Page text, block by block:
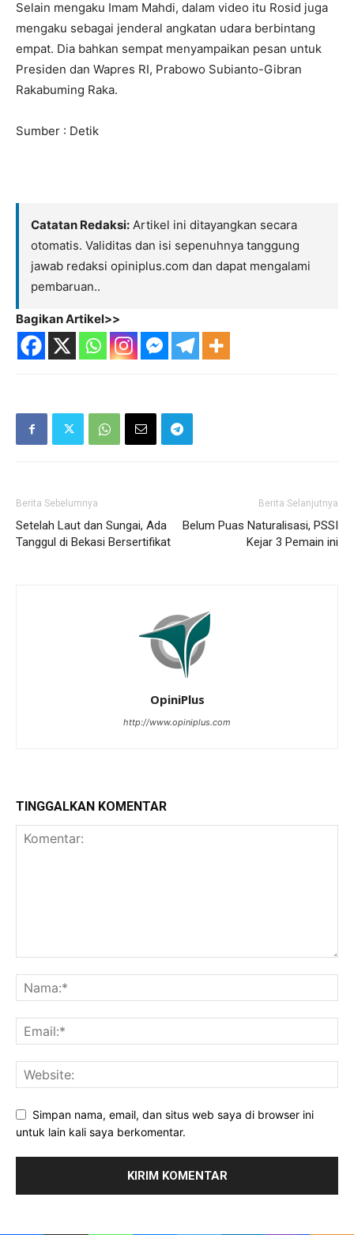
Selain mengaku Imam Mahdi, dalam video itu Rosid juga
mengaku sebagai jenderal angkatan udara berbintang
empat. Dia bahkan sempat menyampaikan pesan untuk
Presiden dan Wapres RI, Prabowo Subianto-Gibran
Rakabuming Raka.
Sumber : Detik
Catatan Redaksi: Artikel ini ditayangkan secara
otomatis. Validitas dan isi sepenuhnya tanggung
jawab redaksi opiniplus.com dan dapat mengalami
pembaruan..
Bagikan Artikel>>
Berita Sebelumnya
Setelah Laut dan Sungai, Ada
Tanggul di Bekasi Bersertifikat
Berita Selanjutnya
Belum Puas Naturalisasi, PSSI
Kejar 3 Pemain ini
OpiniPlus
http://www.opiniplus.com
TINGGALKAN KOMENTAR
Simpan nama, email, dan situs web saya di browser ini
untuk lain kali saya berkomentar.